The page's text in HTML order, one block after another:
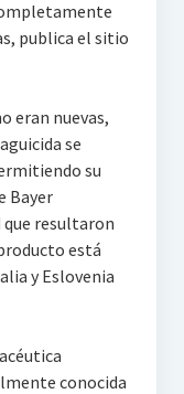
publica el sitio
eran nuevas,
se
su
Bayer
que resultaron
está
y Eslovenia
conocida